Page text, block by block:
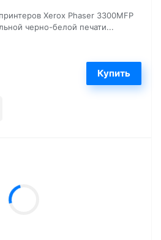
Xerox Phaser 3300MFP
черно-белой печати...